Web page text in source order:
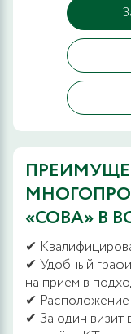
«СОВА» В
✔
✔ Удобный
на прием в
✔ Расположение
✔ За один визит